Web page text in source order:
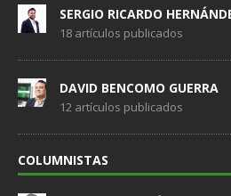
SERGIO RICARDO
18 artículos publicados
DAVID BENCOMO GUERRA
12 artículos publicados
COLUMNISTAS